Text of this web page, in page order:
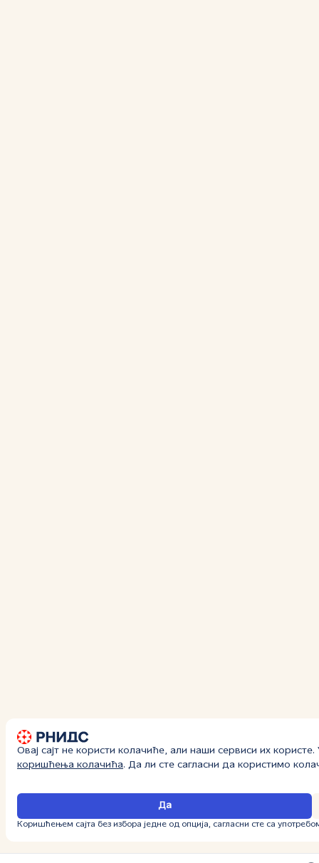
Овај сајт не користи колачиће, али наши сервиси их
коришћења колачића. Да ли сте сагласни да користимо
Да
Коришћењем сајта без избора једне од опција, сагласни сте са